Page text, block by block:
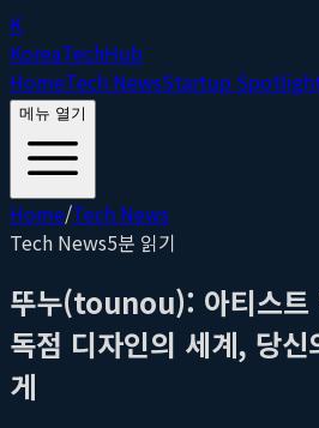
K
KoreaTechHub
HomeTech NewsStartup
메뉴 열기
Home/Tech News
Tech News5분 읽기
뚜누(tounou): 아티스트
독점 디자인의 세계, 당
게